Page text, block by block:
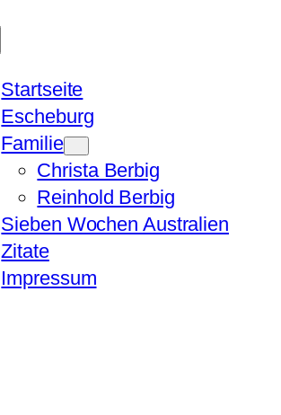
Startseite
Escheburg
Familie
Christa Berbig
Reinhold Berbig
Sieben Wochen Australien
Zitate
Impressum